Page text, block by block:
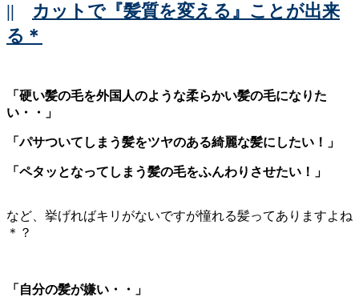
|| カットで『髪質を変える』ことが出来
る＊
「硬い髪の毛を外国人のような柔らかい髪の毛になりた
い・・」
「パサついてしまう髪をツヤのある綺麗な髪にしたい！」
「ペタッとなってしまう髪の毛をふんわりさせたい！」
など、挙げればキリがないですが憧れる髪ってありますよね
＊？
「自分の髪が嫌い・・」